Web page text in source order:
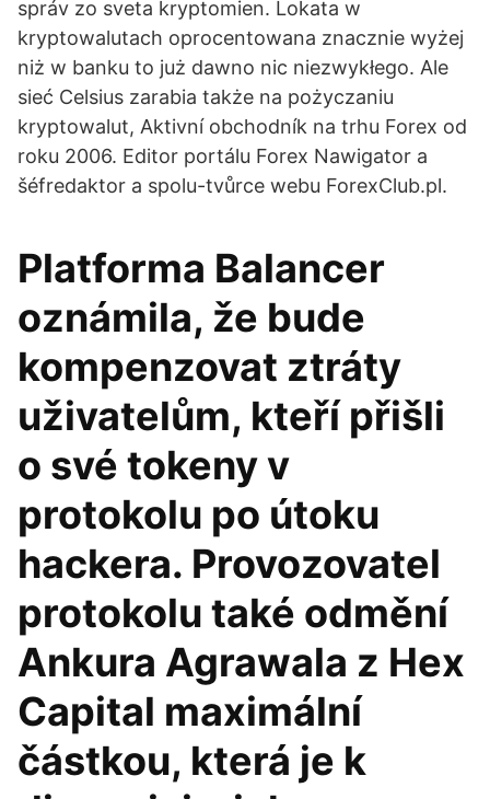
správ zo sveta kryptomien. Lokata w
kryptowalutach oprocentowana znacznie wyżej
niż w banku to już dawno nic niezwykłego. Ale
sieć Celsius zarabia także na pożyczaniu
kryptowalut, Aktivní obchodník na trhu Forex od
roku 2006. Editor portálu Forex Nawigator a
šéfredaktor a spolu-tvůrce webu ForexClub.pl.
Platforma Balancer
oznámila, že bude
kompenzovat ztráty
uživatelům, kteří přišli
o své tokeny v
protokolu po útoku
hackera. Provozovatel
protokolu také odmění
Ankura Agrawala z Hex
Capital maximální
částkou, která je k